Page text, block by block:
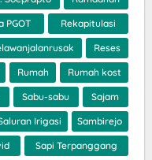
PGOT Rekapitulasi
Reses
Rumah Rumah kost
Sabu-sabu Sajam
Irigasi Sambirejo
Sapi Terpanggang